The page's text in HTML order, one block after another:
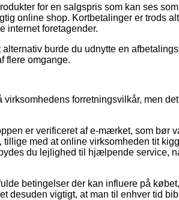
for en salgspris som kan ses som
online shop. Kortbetalinger er trods alt
internet foretagender.
burde du udnytte en
flere omgange.
forretningsvilkår, men
er verificeret af e-mærket, som bør
med at online virksomheden tit
du lejlighed til hjælpende service,
betingelser der kan influere på
desuden vigtigt, at man til enhver tid